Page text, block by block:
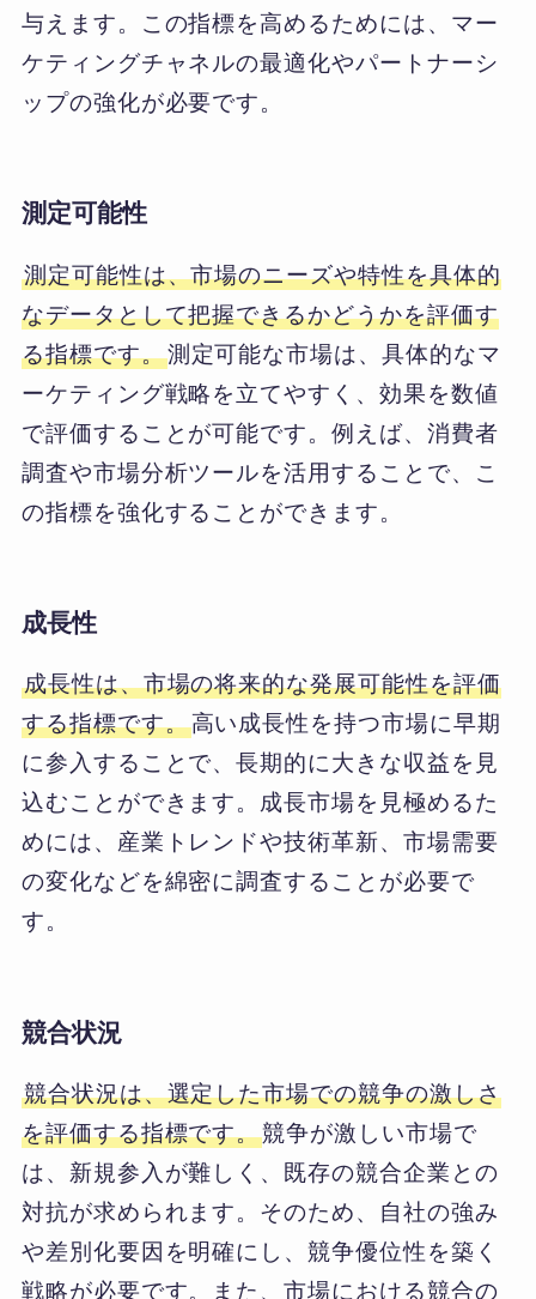
与えます。この指標を高めるためには、マー
ケティングチャネルの最適化やパートナーシ
ップの強化が必要です。
測定可能性
測定可能性は、市場のニーズや特性を具体的
なデータとして把握できるかどうかを評価す
る指標です。測定可能な市場は、具体的なマ
ーケティング戦略を立てやすく、効果を数値
で評価することが可能です。例えば、消費者
調査や市場分析ツールを活用することで、こ
の指標を強化することができます。
成長性
成長性は、市場の将来的な発展可能性を評価
する指標です。高い成長性を持つ市場に早期
に参入することで、長期的に大きな収益を見
込むことができます。成長市場を見極めるた
めには、産業トレンドや技術革新、市場需要
の変化などを綿密に調査することが必要で
す。
競合状況
競合状況は、選定した市場での競争の激しさ
を評価する指標です。競争が激しい市場で
は、新規参入が難しく、既存の競合企業との
対抗が求められます。そのため、自社の強み
や差別化要因を明確にし、競争優位性を築く
戦略が必要です。また、市場における競合の